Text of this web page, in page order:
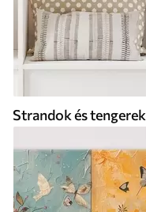
Strandok és tengerek